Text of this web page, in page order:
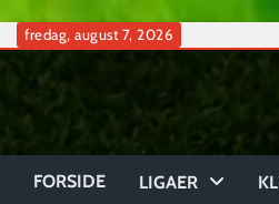
Skip
content
fredag, august 7, 2026
FORSIDE
LIGAER